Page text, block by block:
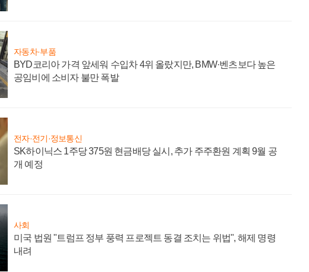
자동차·부품
BYD코리아 가격 앞세워 수입차 4위 올랐지만, BMW·벤츠보다 높은
공임비에 소비자 불만 폭발
전자·전기·정보통신
SK하이닉스 1주당 375원 현금배당 실시, 추가 주주환원 계획 9월 공
개 예정
사회
미국 법원 "트럼프 정부 풍력 프로젝트 동결 조치는 위법", 해제 명령
내려